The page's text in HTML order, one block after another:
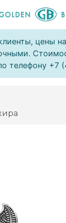
цены
телефону +7